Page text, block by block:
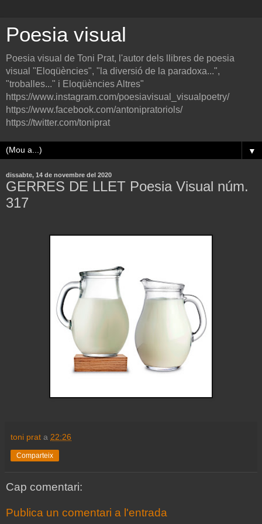
Poesia visual
Poesia visual de Toni Prat, l'autor dels llibres de poesia
visual "Eloqüències", "la diversió de la paradoxa...",
"troballes..." i Eloqüències Altres"
https://www.instagram.com/poesiavisual_visualpoetry/
https://www.facebook.com/antonipratoriols/
https://twitter.com/toniprat
▼
dissabte, 14 de novembre del 2020
GERRES DE LLET Poesia Visual núm.
317
toni prat a 22:26
Comparteix
Cap comentari:
Publica un comentari a l'entrada